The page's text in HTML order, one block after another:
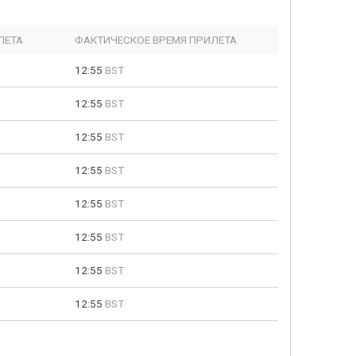
ФАКТИЧЕСКОЕ ВРЕМЯ ПРИЛЕТА
12:55 BST
12:55 BST
12:55 BST
12:55 BST
12:55 BST
12:55 BST
12:55 BST
12:55 BST